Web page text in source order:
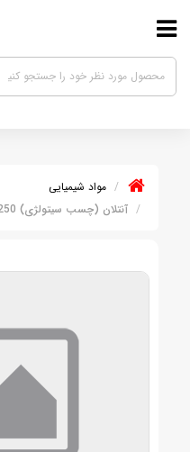
مواد شیمیایی
آنتلان (چسب سیتولژی) 250 سی سی آزمایشگاهی